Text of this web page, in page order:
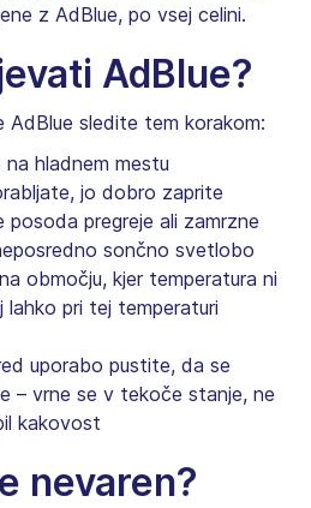
z AdBlue, po vsej celini.
AdBlue?
AdBlue sledite tem korakom:
hladnem mestu
jo dobro zaprite
pregreje ali zamrzne
sončno svetlobo
območju, kjer temperatura ni
lahko pri tej temperaturi
uporabo pustite, da se
– vrne se v tekoče stanje, ne
kakovost
nevaren?